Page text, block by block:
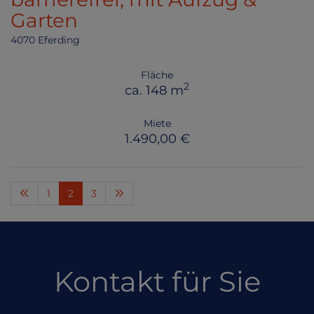
Garten
4070 Eferding
Fläche
ca. 148 m2
Miete
1.490,00 €
1 2 3
Kontakt für Sie